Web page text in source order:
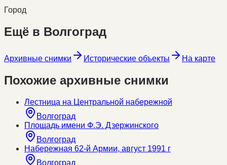
Город
Ещё в Волгоград
Архивные снимки Исторические объекты На карте
Похожие архивные снимки
Лестница на Центральной набережной
Волгоград
Площадь имени Ф.Э. Дзержинского
Волгоград
Набережная 62-й Армии, август 1991 г
Волгоград